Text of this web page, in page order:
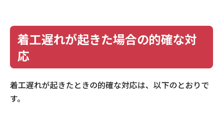
着工遅れが起きた場合の的確な対
応
着工遅れが起きたときの的確な対応は、以下のとおりで
す。